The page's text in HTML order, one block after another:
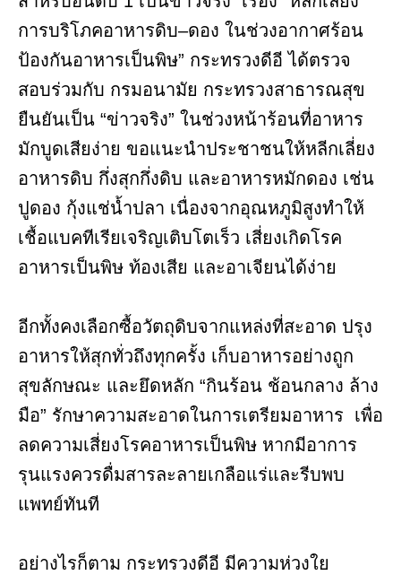
การบริโภคอาหารดิบ–ดอง ในช่วงอากาศร้อน
ป้องกันอาหารเป็นพิษ” กระทรวงดีอี ได้ตรวจ
สอบร่วมกับ กรมอนามัย กระทรวงสาธารณสุข
ยืนยันเป็น “ข่าวจริง” ในช่วงหน้าร้อนที่อาหาร
มักบูดเสียง่าย ขอแนะนำประชาชนให้หลีกเลี่ยง
อาหารดิบ กึ่งสุกกึ่งดิบ และอาหารหมักดอง เช่น
ปูดอง กุ้งแช่น้ำปลา เนื่องจากอุณหภูมิสูงทำให้
เชื้อแบคทีเรียเจริญเติบโตเร็ว เสี่ยงเกิดโรค
อาหารเป็นพิษ ท้องเสีย และอาเจียนได้ง่าย
อีกทั้งคงเลือกซื้อวัตถุดิบจากแหล่งที่สะอาด ปรุง
อาหารให้สุกทั่วถึงทุกครั้ง เก็บอาหารอย่างถูก
สุขลักษณะ และยึดหลัก “กินร้อน ช้อนกลาง ล้าง
มือ” รักษาความสะอาดในการเตรียมอาหาร เพื่อ
ลดความเสี่ยงโรคอาหารเป็นพิษ หากมีอาการ
รุนแรงควรดื่มสารละลายเกลือแร่และรีบพบ
แพทย์ทันที
อย่างไรก็ตาม กระทรวงดีอี มีความห่วงใย